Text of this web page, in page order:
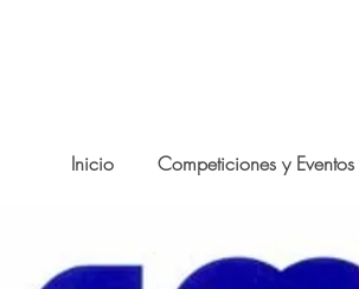
Inicio Competiciones y Eventos